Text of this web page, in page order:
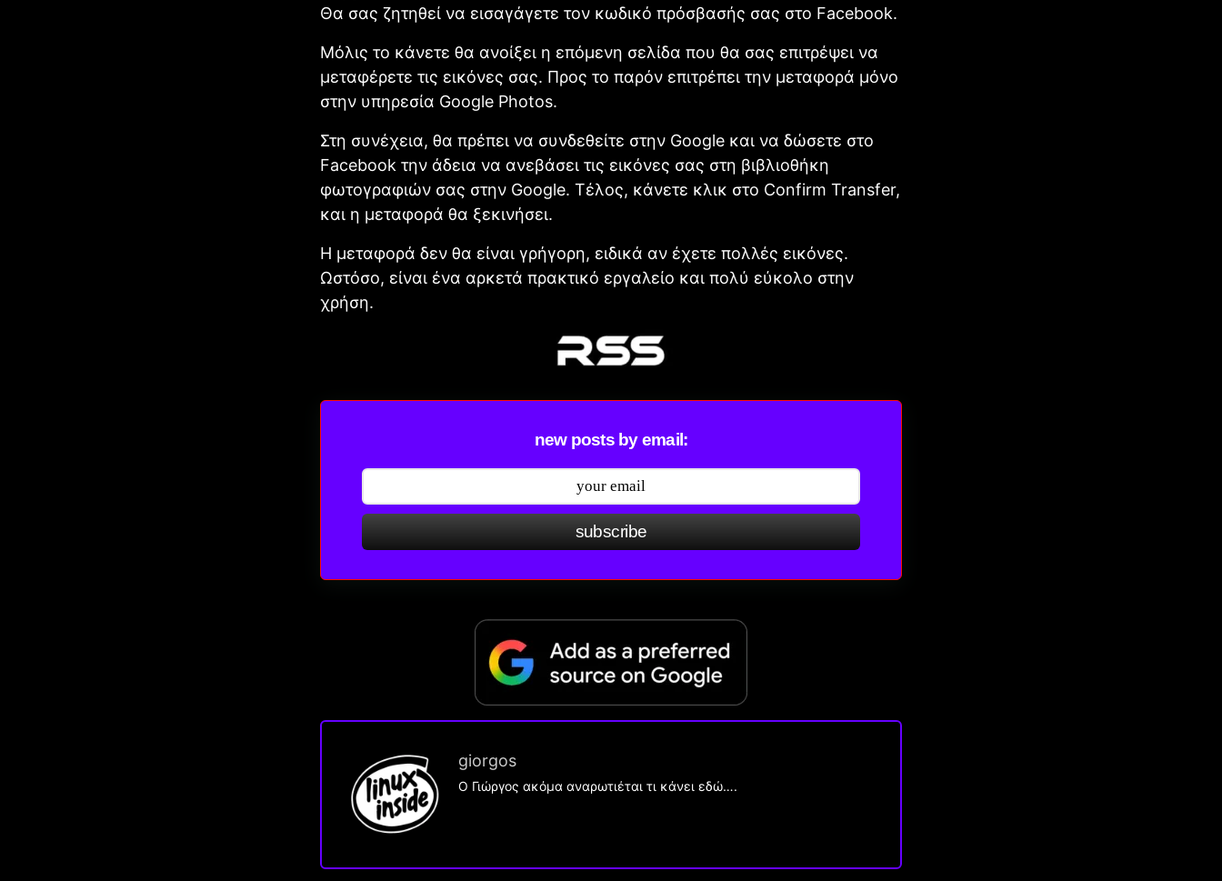
Θα σας ζητηθεί να εισαγάγετε τον κωδικό πρόσβασής σας στο Facebook.
Μόλις το κάνετε θα ανοίξει η επόμενη σελίδα που θα σας επιτρέψει να
μεταφέρετε τις εικόνες σας. Προς το παρόν επιτρέπει την μεταφορά μόνο
στην υπηρεσία Google Photos.
Στη συνέχεια, θα πρέπει να συνδεθείτε στην Google και να δώσετε στο
Facebook την άδεια να ανεβάσει τις εικόνες σας στη βιβλιοθήκη
φωτογραφιών σας στην Google. Τέλος, κάνετε κλικ στο Confirm Transfer,
και η μεταφορά θα ξεκινήσει.
Η μεταφορά δεν θα είναι γρήγορη, ειδικά αν έχετε πολλές εικόνες.
Ωστόσο, είναι ένα αρκετά πρακτικό εργαλείο και πολύ εύκολο στην
χρήση.
new posts by email:
subscribe
giorgos
Ο Γιώργος ακόμα αναρωτιέται τι κάνει εδώ….